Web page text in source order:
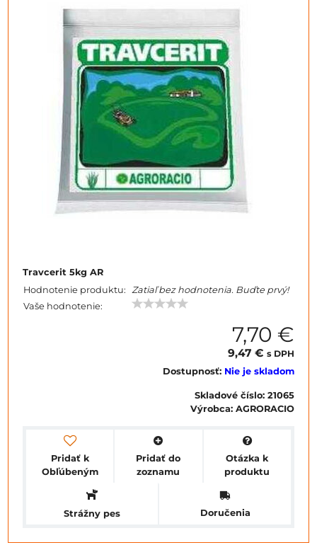
Travcerit 5kg AR
Hodnotenie produktu: Zatiaľ bez hodnotenia. Buďte prvý!
Vaše hodnotenie:
7,70 €
9,47 € s DPH
Dostupnosť: Nie je skladom
Skladové číslo: 21065
Výrobca: AGRORACIO
Pridať k
Obľúbeným
Pridať do
zoznamu
Otázka k
produktu
Strážny pes Doručenia